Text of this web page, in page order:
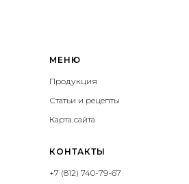
МЕНЮ
Продукция
Статьи и рецепты
Карта сайта
КОНТАКТЫ
+7 (812) 740-79-67